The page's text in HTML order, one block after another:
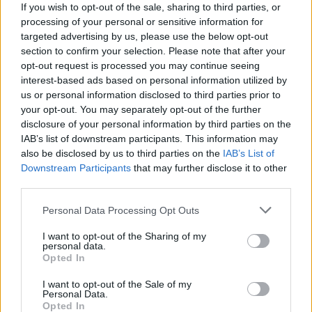
If you wish to opt-out of the sale, sharing to third parties, or
processing of your personal or sensitive information for
targeted advertising by us, please use the below opt-out
section to confirm your selection. Please note that after your
opt-out request is processed you may continue seeing
interest-based ads based on personal information utilized by
us or personal information disclosed to third parties prior to
your opt-out. You may separately opt-out of the further
disclosure of your personal information by third parties on the
IAB’s list of downstream participants. This information may
also be disclosed by us to third parties on the IAB’s List of
Downstream Participants that may further disclose it to other
Please note that this website/app uses one or more Google
not limited to your visit or usage behaviour. You may click to
grant or deny consent to Google and its third-party tags to
use your data for below specified purposes in below Google
consent section.
Personal Data Processing Opt Outs
I want to opt-out of the Sharing of my
personal data.
Opted In
I want to opt-out of the Sale of my
Personal Data.
Opted In
Foto: Facebook.com/zsazsagaborofficial
in questo elenco, perché la sua fama alla fine ha fagocitato la
sua carriera cinematografica. È apparsa in
(1952) di John Huston e in diverse altre solide produzioni, ma
è ricordata soprattutto per nove matrimoni e per una presenza
culturale che molti storici considerano il modello della
celebrità moderna. È morta nel 2016 a novantanove anni.